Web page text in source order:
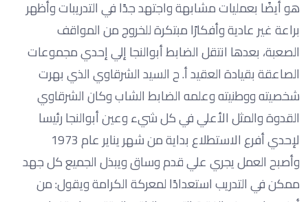
هو أيضًا بعمليات مشابهة واجتهد جدًا في التدريبات وأظهر
براعة غير عادية وأفكارًا مبتكرة للخروج من المواقف
الصعبة، بعدها انتقل الضابط أبوالنجا إلي إحدي مجموعات
الصاعقة بقيادة العقيد أ. ح السيد الشرقاوي الذي بهرت
شخصيته ووطنيته وعلمه الضابط الشاب وكان الشرقاوي
القدوة والمثل الأعلي في كل شيء وعين أبوالنجا رئيسا
لإحدي أفرع الاستطلاع بداية من شهر يناير عام 1973
وأصبح العمل يجري علي قدم وساق ويبذل الجميع كل جهد
ممكن في التدريب استعدادًا لمعركة الكرامة ويقول: من